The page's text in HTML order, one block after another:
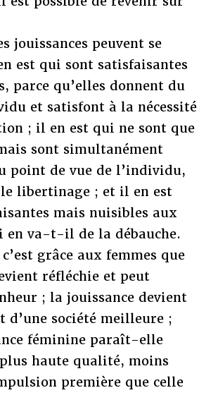
jouissances peuvent se
est qui sont satisfaisantes
parce qu’elles donnent du
et satisfont à la nécessité
; il en est qui ne sont que
sont simultanément
point de vue de l’individu,
libertinage ; et il en est
mais nuisibles aux
en va-t-il de la débauche.
grâce aux femmes que
réfléchie et peut
; la jouissance devient
d’une société meilleure ;
féminine paraît-elle
haute qualité, moins
première que celle